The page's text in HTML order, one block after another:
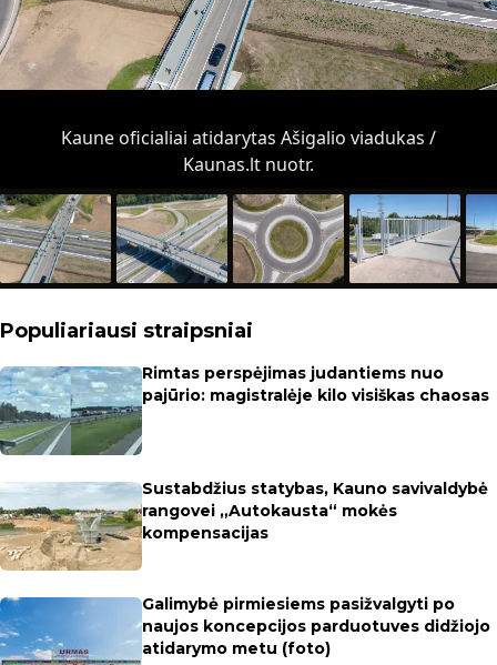
Kaune oficialiai atidarytas Ašigalio viadukas /
Kaunas.lt nuotr.
Populiariausi straipsniai
Rimtas perspėjimas judantiems nuo
pajūrio: magistralėje kilo visiškas chaosas
Sustabdžius statybas, Kauno savivaldybė
rangovei „Autokausta“ mokės
kompensacijas
Galimybė pirmiesiems pasižvalgyti po
naujos koncepcijos parduotuves didžiojo
atidarymo metu (foto)